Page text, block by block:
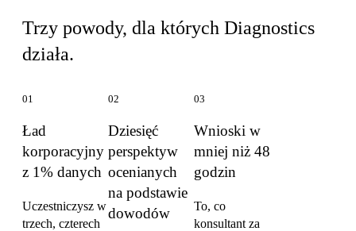
Trzy powody, dla których Diagnostics
działa.
01
Ład
korporacyjny
z 1% danych
Uczestniczysz w
trzech, czterech
02
Dziesięć
perspektyw
ocenianych
na podstawie
dowodów
03
Wnioski w
mniej niż 48
godzin
To, co
konsultant za